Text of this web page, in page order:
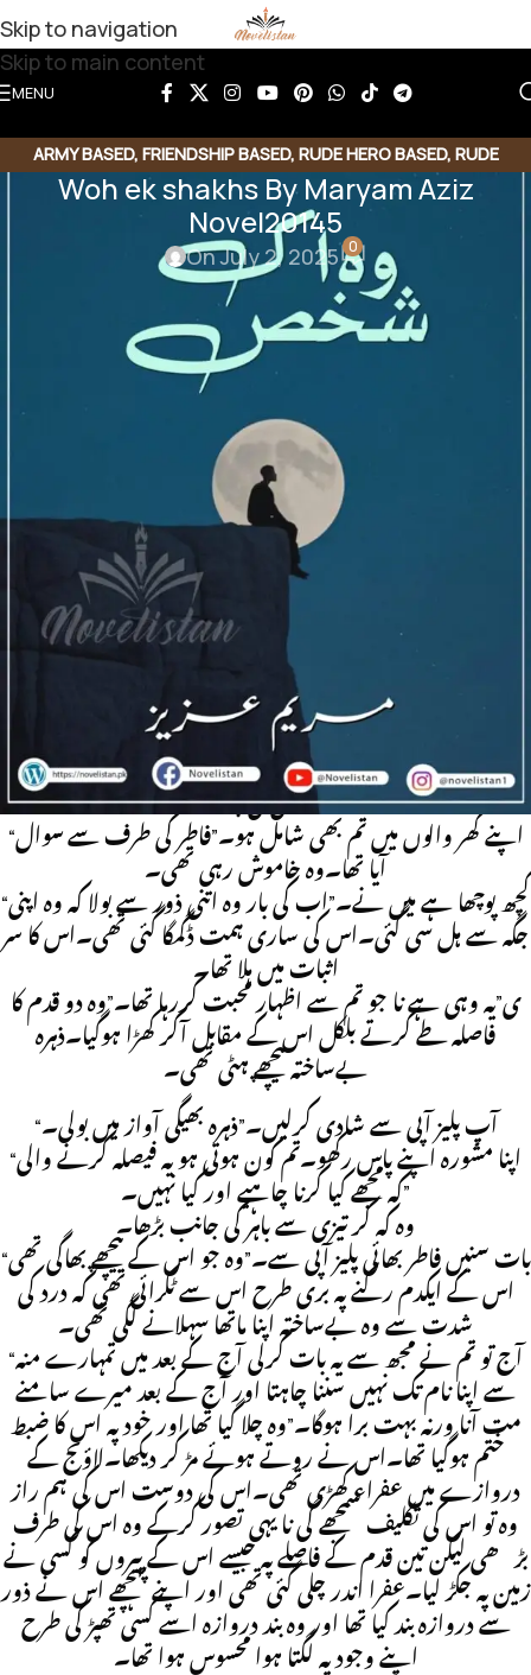
Skip to navigation
Skip to main content
MENU
ARMY BASED, FRIENDSHIP BASED, RUDE HERO BASED, RUDE
HEROIN,VILLAGE BASED
Woh ek shakhs By Maryam Aziz
Novel20145
On July 2, 2025 0
Share this Novel
Share Link
Woh ek shakhs By Maryam Aziz
Army based | Friendship based | Romantic novel |
Rude hero based | Village based
نہیں۔ آپ کے لیے آپی جیسی لڑکی ہونی چاہیے ہر لحاظ سے
پرفیکٹ۔ آپ آپی سے شادی کرکے خوش رہیں گے۔” یہ سب
بولنے کے لئے جتنی ہمت اس کو درکار تھی یہ صرف وہی جانتی
تھی لیکن مقابل کھڑا شخص کوئی ردعمل ہی نہیں دے رہا تھا۔
اسے برا بھلا کہے کہہ دے کہ وہ سچ میں اس کے لائق نہیں کہ اس
سے شادی کی جائے۔
“اپنے گھر والوں میں تم بھی شامل ہو۔”فاطر کی طرف سے سوال
آیا تھا۔وہ خاموش رہی تھی۔
“کچھ پوچھا ہے میں نے۔”اب کی بار وہ اتنی ذور سے بولا کہ وہ اپنی
جگہ سے ہل سی گئی۔اس کی ساری ہمت ڈگمگا گئی تھی۔اس کا سر
اثبات میں ہلا تھا۔
ی”یہ وہی ہے نا جو تم سے اظہار محبت کررہا تھا۔”وہ دو قدم کا
فاصلہ طے کرتے بلکل اس کے مقابل آکر کھڑا ہوگیا۔ذہرہ
بےساختہ پیچھے ہٹی تھی۔
“آپ پلیز آپی سے شادی کرلیں۔”ذہرہ بھیگی آواز میں بولی۔
“اپنا مشورہ اپنے پاس رکھو۔تم کون ہوتی ہو یہ فیصلہ کرنے والی
کہ مجھے کیا کرنا چاہیے اور کیا نہیں۔”
وہ کہ کر تیزی سے باہر کی جانب بڑھا۔
“بات سنیں فاطر بھائی پلیز آپی سے۔”وہ جو اس کے پیچھے بھاگی تھی
اس کے ایکدم رکنے پہ بری طرح اس سے ٹکرائی تھی کہ درد کی
شدت سے وہ بےساختہ اپنا ماتھا سہلانے لگی تھی۔
“آج تو تم نے مجھ سے یہ بات کرلی آج کے بعد میں تمہارے منہ
سے اپنا نام تک نہیں سننا چاہتا اور آج کے بعد میرے سامنے
مت آنا ورنہ بہت برا ہوگا۔”وہ چلا گیا تھا اور خود پہ اس کا ضبط
ختم ہوگیا تھا۔اس نے روتے ہوئے مڑ کر دیکھا۔لاؤنج کے
دروازے میں عفراء کھڑی تھی۔اس کی دوست اس کی ہم راز
وہ تو اس کی تکلیف سمجھے گی نا یہی تصور کرکے وہ اس کی طرف
بڑھی لیکن تین قدم کے فاصلے پہ جیسے اس کے پیروں کو کسی نے
زمین پہ جکڑ لیا۔عفرا اندر چلی گئی تھی اور اپنے پہچھے اس نے ذور
سے دروازہ بند کیا تھا اور وہ بند دروازہ اسے کسی تھپڑ کی طرح
اپنے وجود پہ لگتا ہوا محسوس ہوا تھا۔